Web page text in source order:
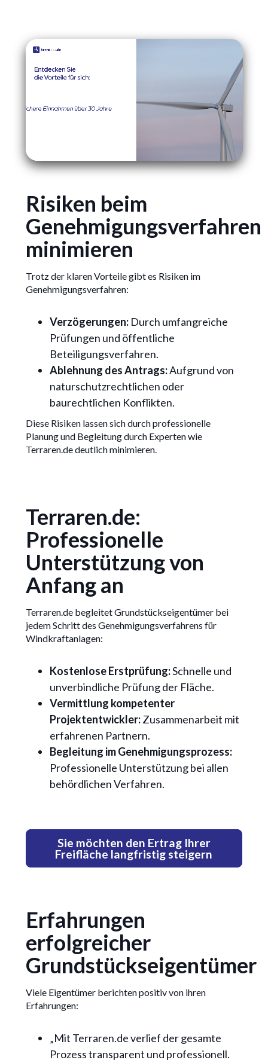
Risiken beim
Genehmigungsverfahren
minimieren
Trotz der klaren Vorteile gibt es Risiken im
Genehmigungsverfahren:
Verzögerungen:Durch umfangreiche
Prüfungen und öffentliche
Beteiligungsverfahren.
Ablehnung des Antrags:Aufgrund von
naturschutzrechtlichen oder
baurechtlichen Konflikten.
Diese Risiken lassen sich durch professionelle
Planung und Begleitung durch Experten wie
Terraren.de deutlich minimieren.
Terraren.de:
Professionelle
Unterstützung von
Anfang an
Terraren.de begleitet Grundstückseigentümer bei
jedem Schritt des Genehmigungsverfahrens für
Windkraftanlagen:
Kostenlose Erstprüfung:Schnelle und
unverbindliche Prüfung der Fläche.
Vermittlung kompetenter
Projektentwickler:Zusammenarbeit mit
erfahrenen Partnern.
Begleitung im Genehmigungsprozess:
Professionelle Unterstützung bei allen
behördlichen Verfahren.
Sie möchten den Ertrag Ihrer
Freifläche langfristig steigern
Erfahrungen
erfolgreicher
Grundstückseigentümer
Viele Eigentümer berichten positiv von ihren
Erfahrungen:
„Mit Terraren.de verlief der gesamte
Prozess transparent und professionell.